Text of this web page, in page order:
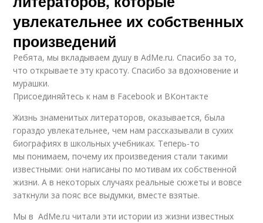
увлекательнее их собственных
произведений
Ребята, мы вкладываем душу в AdMe.ru. Cпасибо за то,
что открываете эту красоту. Спасибо за вдохновение и
мурашки.
Присоединяйтесь к нам в Facebook и ВКонтакте
Жизнь знаменитых литераторов, оказывается, была
гораздо увлекательнее, чем нам рассказывали в сухих
биографиях в школьных учебниках. Теперь-то
мы понимаем, почему их произведения стали такими
известными: они написаны по мотивам их собственной
жизни. А в некоторых случаях реальные сюжеты и вовсе
заткнули за пояс все выдумки, вместе взятые.
Мы в AdMe.ru читали эти истории из жизни известных